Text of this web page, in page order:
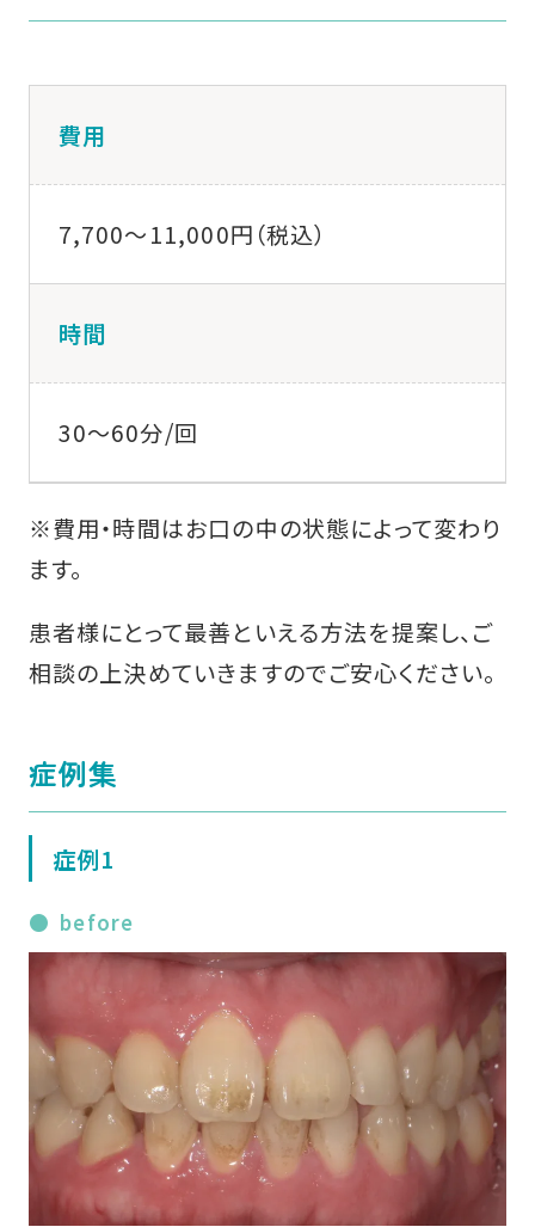
費用
7,700〜11,000円（税込）
時間
30〜60分/回
※費用・時間はお口の中の状態によって変わり
ます。
患者様にとって最善といえる方法を提案し、ご
相談の上決めていきますのでご安心ください。
症例集
症例1
before